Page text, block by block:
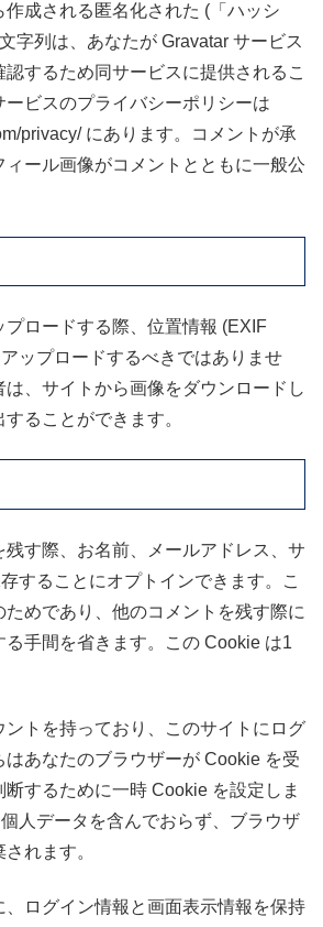
作成される匿名化された (「ハッシ
字列は、あなたが Gravatar サービス
するため同サービスに提供されるこ
ービスのプライバシーポリシーは
privacy/ にあります。コメントが承
ール画像がコメントとともに一般公
ロードする際、位置情報 (EXIF
ップロードするべきではありませ
は、サイトから画像をダウンロードし
ることができます。
す際、お名前、メールアドレス、サ
することにオプトインできます。こ
めであり、他のコメントを残す際に
手間を省きます。この Cookie は1
ントを持っており、このサイトにログ
はあなたのブラウザーが Cookie を受
するために一時 Cookie を設定しま
人データを含んでおらず、ブラウザ
れます。
、ログイン情報と画面表示情報を保持